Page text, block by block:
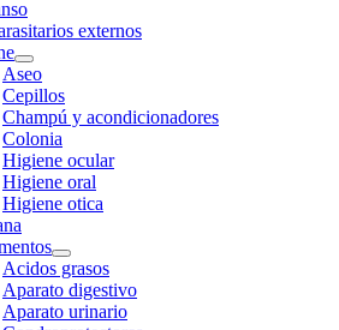
externos
Aseo
Cepillos
Champú y acondicionadores
Colonia
Higiene ocular
Higiene oral
Higiene otica
Acidos grasos
Aparato digestivo
Aparato urinario